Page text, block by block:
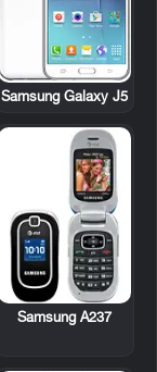
Samsung Galaxy J5
Samsung A237